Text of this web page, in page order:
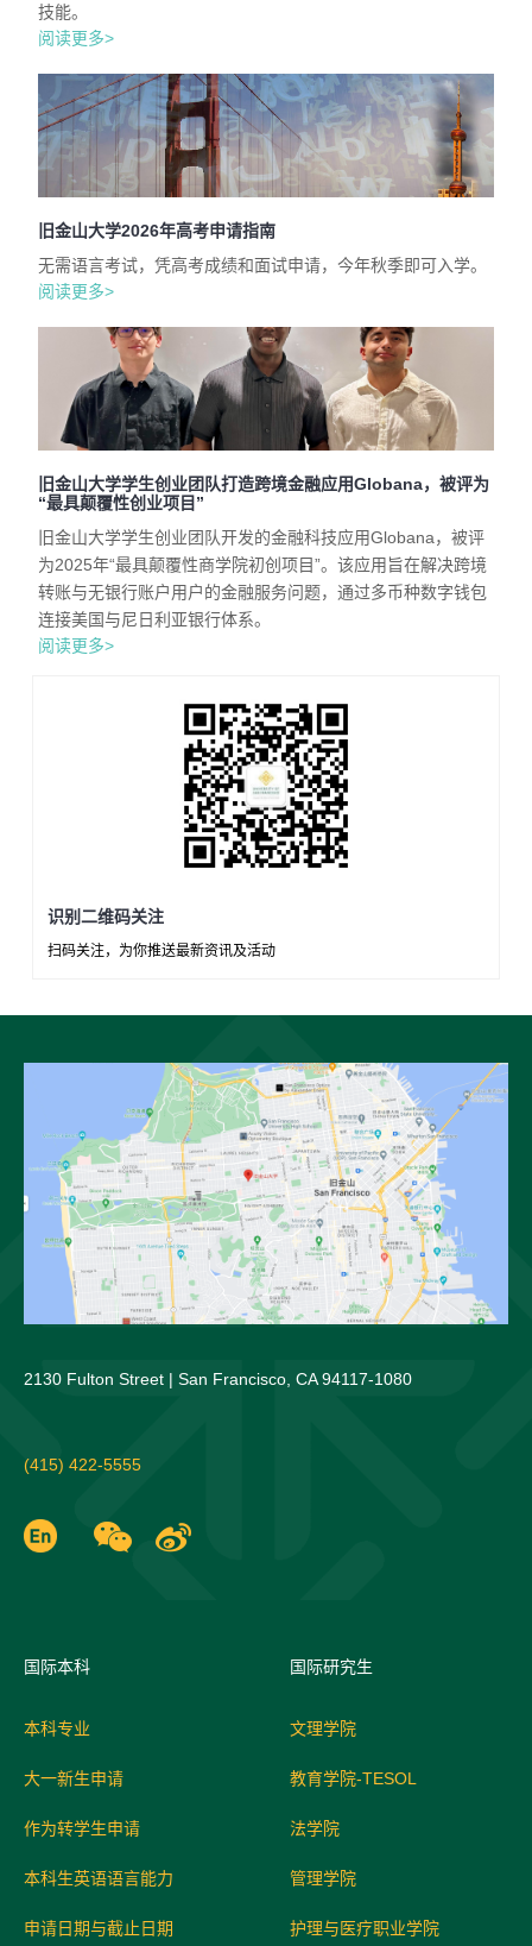
技能。
阅读更多>
旧金山大学2026年高考申请指南
无需语言考试，凭高考成绩和面试申请，今年秋季即可入学。
阅读更多>
旧金山大学学生创业团队打造跨境金融应用Globana，被评为
“最具颠覆性创业项目”
旧金山大学学生创业团队开发的金融科技应用Globana，被评
为2025年“最具颠覆性商学院初创项目”。该应用旨在解决跨境
转账与无银行账户用户的金融服务问题，通过多币种数字钱包
连接美国与尼日利亚银行体系。
阅读更多>
识别二维码关注
扫码关注，为你推送最新资讯及活动
2130 Fulton Street | San Francisco, CA 94117-1080
(415) 422-5555
国际本科
本科专业
大一新生申请
作为转学生申请
本科生英语语言能力
申请日期与截止日期
国际研究生
文理学院
教育学院-TESOL
法学院
管理学院
护理与医疗职业学院